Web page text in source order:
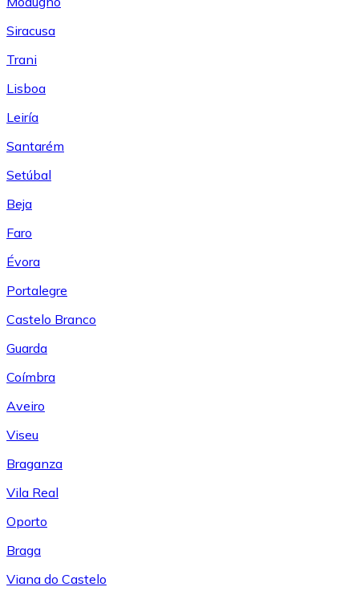
Siracusa
Trani
Lisboa
Leiría
Santarém
Setúbal
Beja
Faro
Évora
Portalegre
Castelo Branco
Guarda
Coímbra
Aveiro
Viseu
Braganza
Vila Real
Oporto
Braga
Viana do Castelo